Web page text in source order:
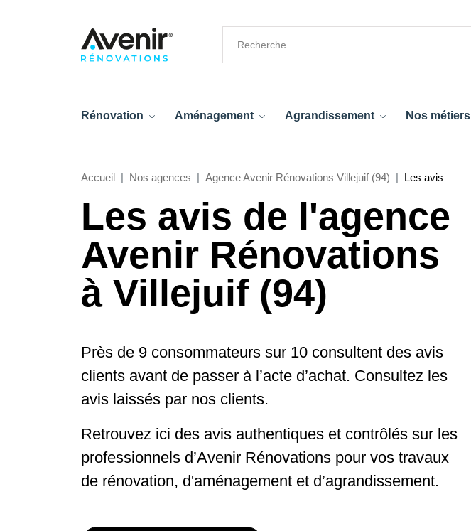
Rénovation Aménagement Agrandissement Nos métiers
Accueil Nos agences Agence Avenir Rénovations Villejuif (94) Les avis
Les avis de l'agence
Avenir Rénovations
à Villejuif (94)
Près de 9 consommateurs sur 10 consultent des avis
clients avant de passer à l’acte d’achat. Consultez les
avis laissés par nos clients.
Retrouvez ici des avis authentiques et contrôlés sur les
professionnels d’Avenir Rénovations pour vos travaux
de rénovation, d'aménagement et d’agrandissement.